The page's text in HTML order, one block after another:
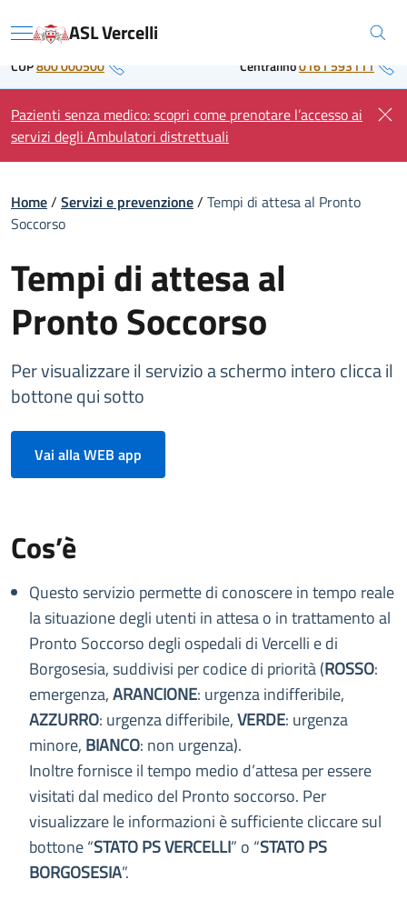
to Regione Piemonte
Menu ASL Vercelli
CUP800 000500 Centralino0161 593111
Pazienti senza medico: scopri come prenotare l’accesso ai
servizi degli Ambulatori distrettuali
Home/ Servizi e prevenzione/ Tempi di attesa al Pronto
Soccorso
Tempi di attesa al
Pronto Soccorso
Per visualizzare il servizio a schermo intero clicca il
bottone qui sotto
Vai alla WEB app
Cos’è
Questo servizio permette di conoscere in tempo reale
la situazione degli utenti in attesa o in trattamento al
Pronto Soccorso degli ospedali di Vercelli e di
Borgosesia, suddivisi per codice di priorità (ROSSO:
emergenza,ARANCIONE: urgenza indifferibile,
AZZURRO: urgenza differibile,VERDE: urgenza
minore, BIANCO: non urgenza).
Inoltre fornisce il tempo medio d’attesa per essere
visitati dal medico del Pronto soccorso. Per
visualizzare le informazioni è sufficiente cliccare sul
bottone “STATO PS VERCELLI” o “STATO PS
BORGOSESIA”.